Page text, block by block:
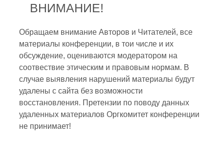
ВНИМАНИЕ!
Обращаем внимание Авторов и Читателей, все
материалы конференции, в тои числе и их
обсуждение, оцениваются модератором на
соотвествие этическим и правовым нормам. В
случае выявления нарушений материалы будут
удалены с сайта без возможности
восстановления. Претензии по поводу данных
удаленных материалов Оргкомитет конференции
не принимает!